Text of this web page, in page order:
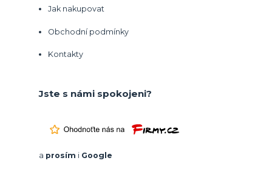
Jak nakupovat
Obchodní podmínky
Kontakty
Jste s námi spokojeni?
a prosím i Google